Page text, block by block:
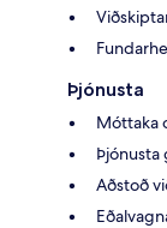
Þjónusta
Móttaka
Þjónusta
Aðstoð